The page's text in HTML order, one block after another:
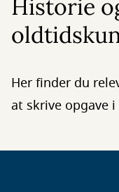
Historie
Her finder du
at skrive opgave